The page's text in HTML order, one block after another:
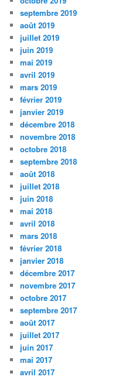
septembre 2019
août 2019
juillet 2019
juin 2019
mai 2019
avril 2019
mars 2019
février 2019
janvier 2019
décembre 2018
novembre 2018
octobre 2018
septembre 2018
août 2018
juillet 2018
juin 2018
mai 2018
avril 2018
mars 2018
février 2018
janvier 2018
décembre 2017
novembre 2017
octobre 2017
septembre 2017
août 2017
juillet 2017
juin 2017
mai 2017
avril 2017